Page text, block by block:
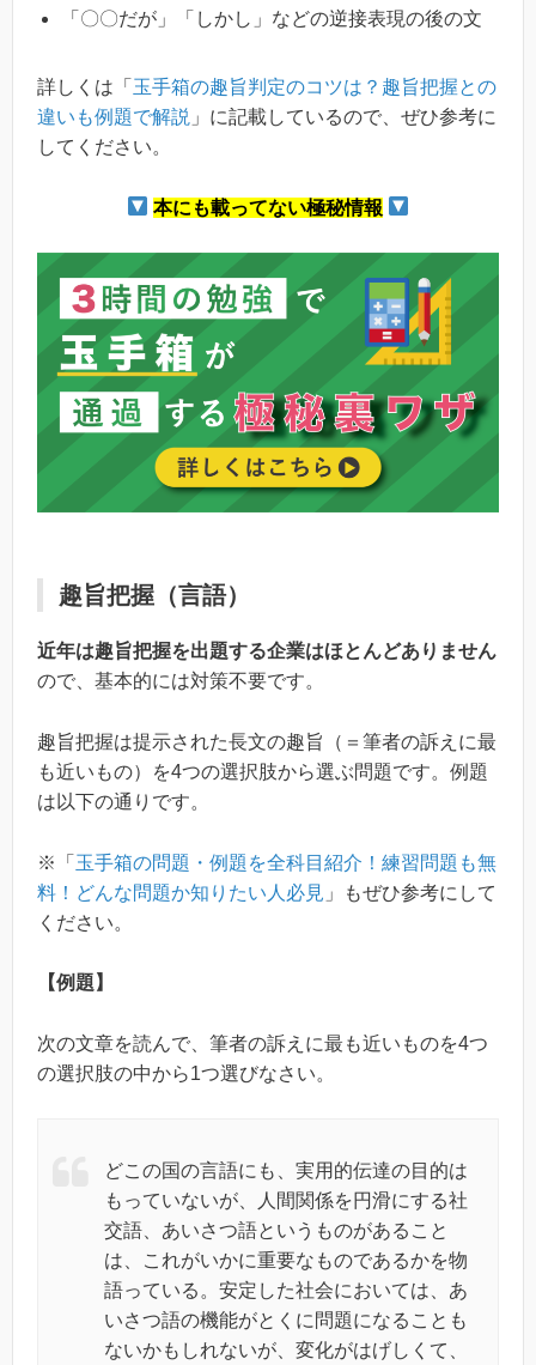
「〇〇だが」「しかし」などの逆接表現の後の文
詳しくは「 玉手箱の趣旨判定のコツは？趣旨把握との
違いも例題で解説 」に記載しているので、ぜひ参考に
してください。
本にも載ってない極秘情報
趣旨把握（言語）
近年は趣旨把握を出題する企業はほとんどありません
ので、基本的には対策不要です。
趣旨把握は提示された長文の趣旨（＝筆者の訴えに最
も近いもの）を4つの選択肢から選ぶ問題です。例題
は以下の通りです。
※「 玉手箱の問題・例題を全科目紹介！練習問題も無
料！どんな問題か知りたい人必見 」もぜひ参考にして
ください。
【例題】
次の文章を読んで、筆者の訴えに最も近いものを4つ
の選択肢の中から1つ選びなさい。
どこの国の言語にも、実用的伝達の目的は
もっていないが、人間関係を円滑にする社
交語、あいさつ語というものがあること
は、これがいかに重要なものであるかを物
語っている。安定した社会においては、あ
いさつ語の機能がとくに問題になることも
ないかもしれないが、変化がはげしくて、